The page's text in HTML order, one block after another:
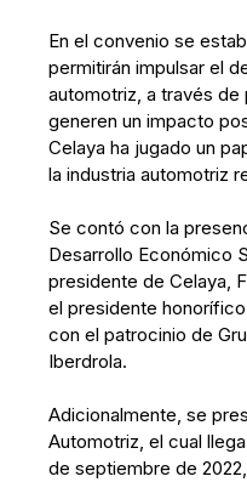
En el convenio se
permitirán impulsar el
automotriz, a través
generen un impacto
Celaya ha jugado un
la industria automotriz
Se contó con la
Desarrollo Económico
presidente de Celaya,
el presidente
con el patrocinio de
Iberdrola.
Adicionalmente, se
Automotriz, el cual
de septiembre de